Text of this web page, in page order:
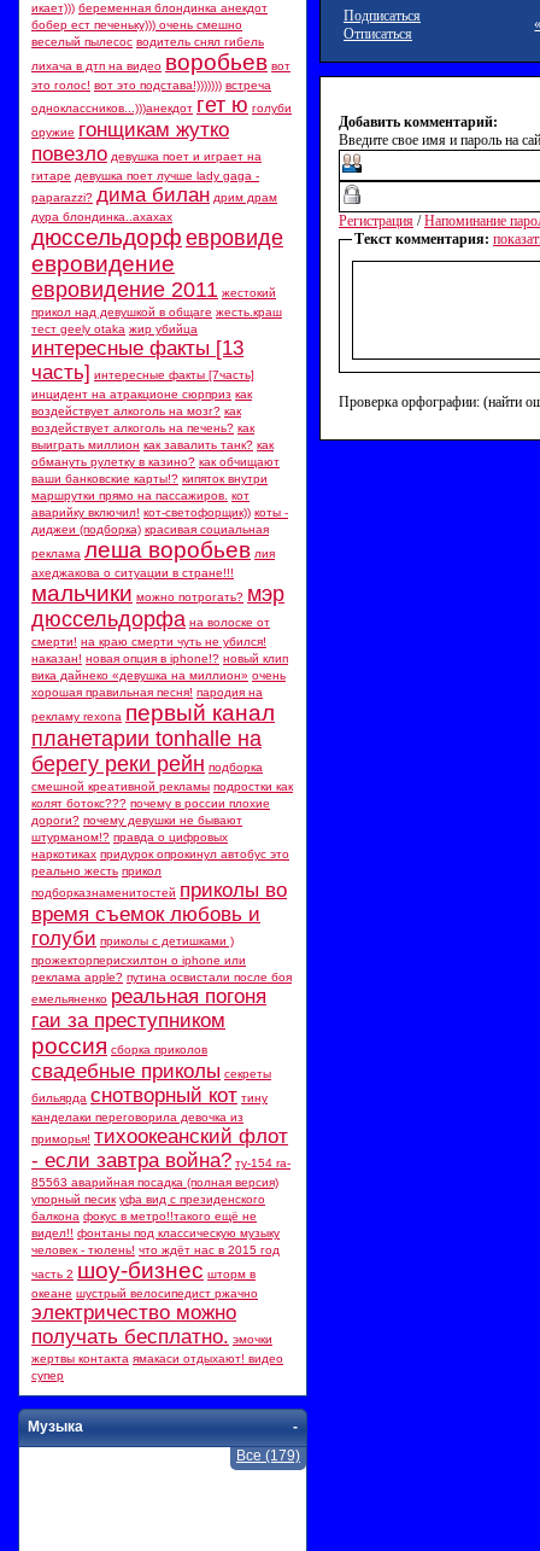
икает))) беременная блондинка анекдот
бобер ест печеньку))) очень смешно
веселый пылесос водитель снял гибель
лихача в дтп на видео воробьев вот
это голос! вот это подстава!))))))) встреча
одноклассников...)))анекдот гет ю голуби
оружие гонщикам жутко
повезло девушка поет и играет на
гитаре девушка поет лучше lady gaga -
paparazzi? дима билан дрим драм
дура блондинка..ахахах
дюссельдорф евровиде
евровидение
евровидение 2011 жестокий
прикол над девушкой в общаге жесть.краш
тест geely otaka жир убийца
интересные факты [13
часть] интересные факты [7часть]
инцидент на атракционе сюрприз как
воздействует алкоголь на мозг? как
воздействует алкоголь на печень? как
выиграть миллион как завалить танк? как
обмануть рулетку в казино? как обчищают
ваши банковские карты!? кипяток внутри
маршрутки прямо на пассажиров. кот
аварийку включил! кот-светофорщик)) коты -
диджеи (подборка) красивая социальная
реклама леша воробьев лия
ахеджакова о ситуации в стране!!!
мальчики можно потрогать? мэр
дюссельдорфа на волоске от
смерти! на краю смерти чуть не убился!
наказан! новая опция в iphone!? новый клип
вика дайнеко «девушка на миллион» очень
хорошая правильная песня! пародия на
рекламу rexona первый канал
планетарии tonhalle на
берегу реки рейн подборка
смешной креативной рекламы подростки как
колят ботокс??? почему в россии плохие
дороги? почему девушки не бывают
штурманом!? правда о цифровых
наркотиках придурок опрокинул автобус это
реально жесть прикол
подборказнаменитостей приколы во
время съемок любовь и
голуби приколы с детишками )
прожекторперисхилтон о iphone или
реклама apple? путина освистали после боя
емельяненко реальная погоня
гаи за преступником
россия сборка приколов
свадебные приколы секреты
бильярда снотворный кот тину
канделаки переговорила девочка из
приморья! тихоокеанский флот
- если завтра война? ту-154 ra-
85563 аварийная посадка (полная версия)
упорный песик уфа вид с президенского
балкона фокус в метро!!такого ещё не
видел!! фонтаны под классическую музыку
человек - тюлень! что ждёт нас в 2015 год
часть 2 шоу-бизнес шторм в
океане шустрый велосипедист ржачно
электричество можно
получать бесплатно. эмочки
жертвы контакта ямакаси отдыхают! видео
супер
-
Музыка
Все (179)
Подписаться
Отписаться
Добавить комментарий:
Введите свое имя и пароль на
Регистрация /Напоминание
Текст комментария:
Проверка орфографии: (найти